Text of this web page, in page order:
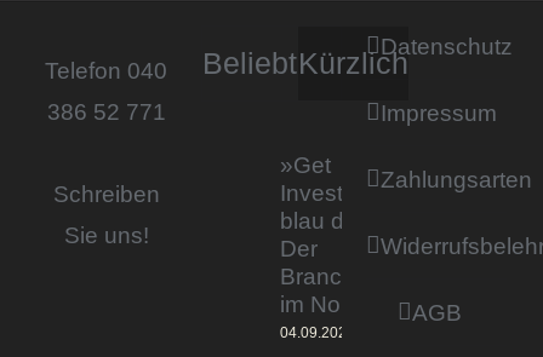
Telefon 040
386 52 771
Schreiben
Sie uns!
BeliebtKürzlich
»Get
Invested by
blau direkt«:
Der
Branchentag
im Norden
04.09.2023
Datenschutz
Impressum
Zahlungsarten
AGB